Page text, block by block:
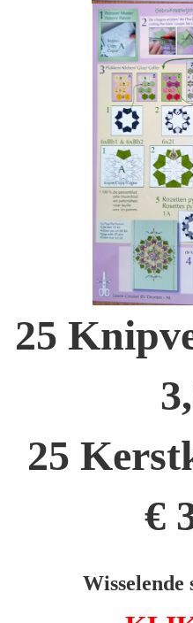
25
25
€
Wisselende